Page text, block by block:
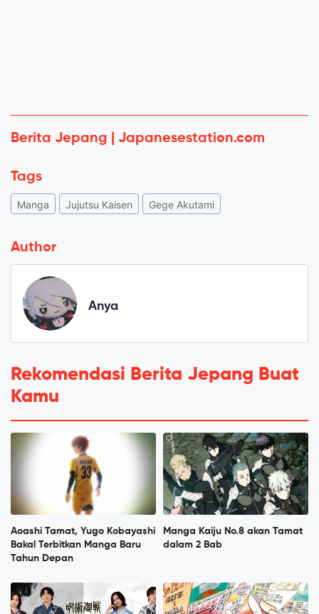
Berita Jepang | Japanesestation.com
Tags
Manga Jujutsu Kaisen Gege Akutami
Author
Anya
Rekomendasi Berita Jepang Buat
Kamu
Aoashi Tamat, Yugo Kobayashi
Bakal Terbitkan Manga Baru
Tahun Depan
Manga Kaiju No.8 akan Tamat
dalam 2 Bab